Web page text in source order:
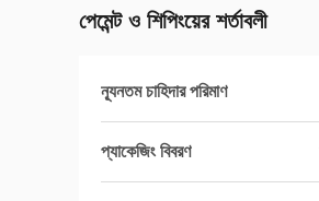
পেমেন্ট ও শিপিংয়ের শর্তাবলী
ন্যূনতম চাহিদার পরিমাণ
প্যাকেজিং বিবরণ